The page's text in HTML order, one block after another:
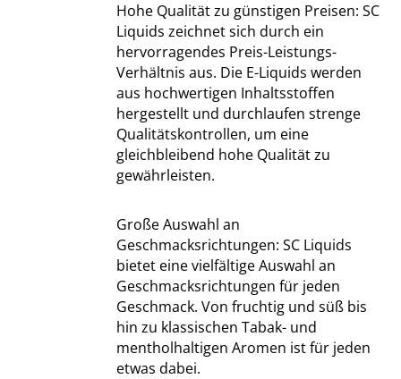
Hohe Qualität zu günstigen Preisen: SC
Liquids zeichnet sich durch ein
hervorragendes Preis-Leistungs-
Verhältnis aus. Die E-Liquids werden
aus hochwertigen Inhaltsstoffen
hergestellt und durchlaufen strenge
Qualitätskontrollen, um eine
gleichbleibend hohe Qualität zu
gewährleisten.
Große Auswahl an
Geschmacksrichtungen: SC Liquids
bietet eine vielfältige Auswahl an
Geschmacksrichtungen für jeden
Geschmack. Von fruchtig und süß bis
hin zu klassischen Tabak- und
mentholhaltigen Aromen ist für jeden
etwas dabei.